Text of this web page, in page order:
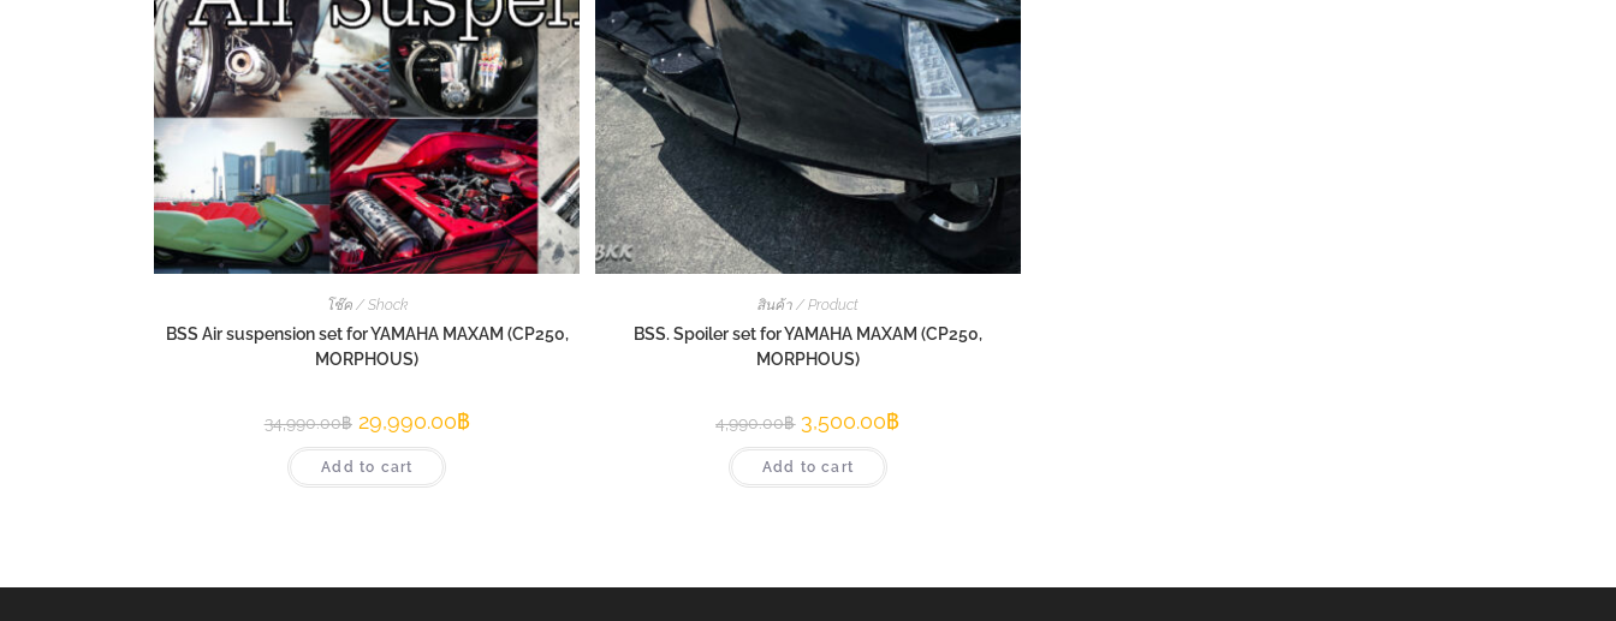
โช๊ค / Shock
BSS Air suspension set for YAMAHA MAXAM (CP250,
MORPHOUS)
34,990.00฿ 29,990.00฿
Add to cart
สินค้า / Product
BSS. Spoiler set for YAMAHA MAXAM (CP250,
MORPHOUS)
4,990.00฿ 3,500.00฿
Add to cart